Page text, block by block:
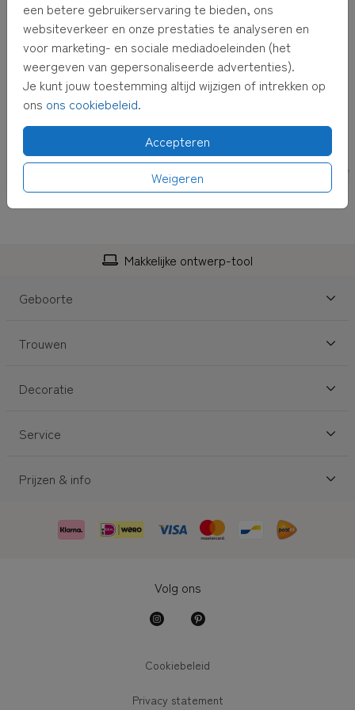
een betere gebruikerservaring te bieden, ons
websiteverkeer en onze prestaties te analyseren en
voor marketing- en sociale mediadoeleinden (het
weergeven van gepersonaliseerde advertenties).
Je kunt jouw toestemming altijd wijzigen of intrekken op
ons ons cookiebeleid.
Accepteren
Weigeren
Makkelijke ontwerp-tool
Geboorte
Trouwen
Decoratie
Service
Prijzen & info
Volg ons
Cookiebeleid
Privacy statement